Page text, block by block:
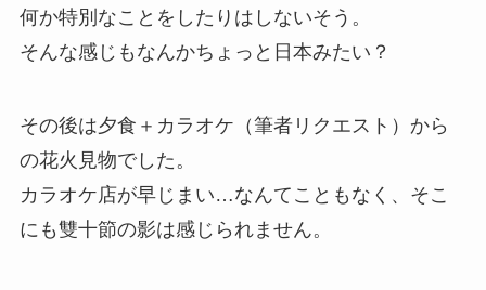
何か特別なことをしたりはしないそう。
そんな感じもなんかちょっと日本みたい？
その後は夕食＋カラオケ（筆者リクエスト）から
の花火見物でした。
カラオケ店が早じまい…なんてこともなく、そこ
にも雙十節の影は感じられません。